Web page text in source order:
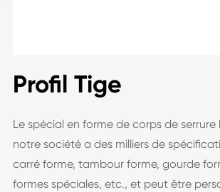
Profil Tige
Le spécial en forme de corps de
notre société a des milliers de
carré forme, tambour forme, gourde
formes spéciales, etc., et peut être